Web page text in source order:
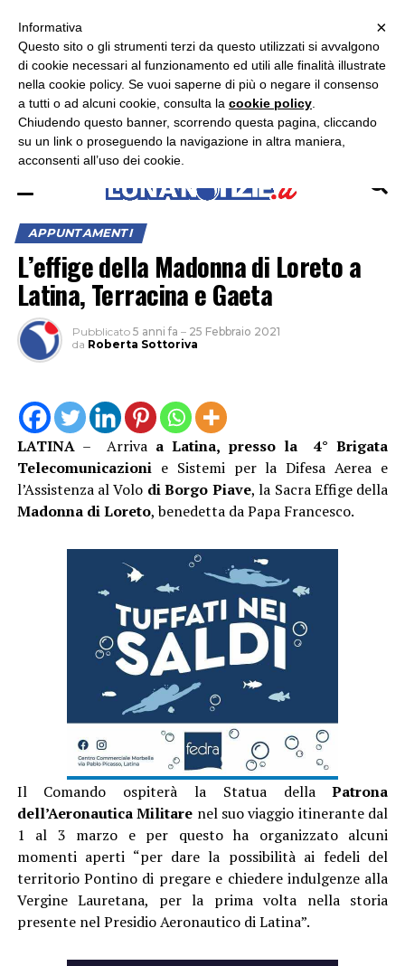
ASCOLTA RADIO LUNA
APPUNTAMENTI
L’effige della Madonna di Loreto a
Latina, Terracina e Gaeta
Pubblicato 5 anni fa – 25 Febbraio 2021
da Roberta Sottoriva
LATINA– Arriva a Latina, presso la 4° Brigata
Telecomunicazionie Sistemi per la Difesa Aerea e
l’Assistenza al Volo di Borgo Piave, la Sacra Effige della
Madonna di Loreto, benedetta da Papa Francesco.
Il Comando ospiterà la Statua dellaPatrona
dell’Aeronautica Militare nel suo viaggio itinerante dal
1 al 3 marzo e per questo ha organizzato alcuni
momenti aperti “per dare la possibilità ai fedeli del
territorio Pontino di pregare e chiedere indulgenze alla
Vergine Lauretana, per la prima volta nella storia
presente nel Presidio Aeronautico di Latina”.
×
×
Informativa
Questo sito o gli strumenti terzi da questo utilizzati si avvalgono
di cookie necessari al funzionamento ed utili alle finalità illustrate
nella cookie policy. Se vuoi saperne di più o negare il consenso
a tutti o ad alcuni cookie, consulta la cookie policy
Chiudendo questo banner, scorrendo questa pagina, cliccando
su un link o proseguendo la navigazione in altra maniera,
acconsenti all’uso dei cookie.